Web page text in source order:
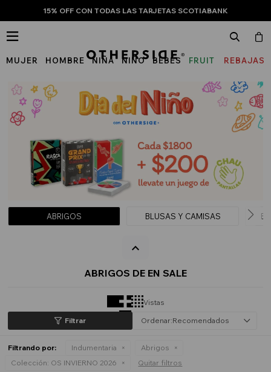
15% OFF CON TODAS LAS TARJETAS SCOTIABANK
MUJER HOMBRE NIÑA NIÑO BEBÉS
FRUIT
THE
LOOM
REBAJAS

ABRIGOS BLUSAS Y CAMISAS
ABRIGOS DE EN SALE
Vistas
Recomendados
Filtrando por: Indumentaria
Abrigos
Colección: OS INVIERNO 2026 Quitar filtros